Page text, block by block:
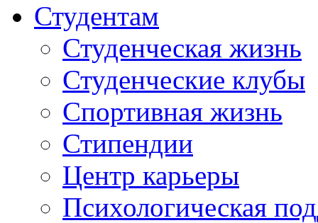
Студентам
Студенческая жизнь
Студенческие клубы
Спортивная жизнь
Стипендии
Центр карьеры
Психологическая